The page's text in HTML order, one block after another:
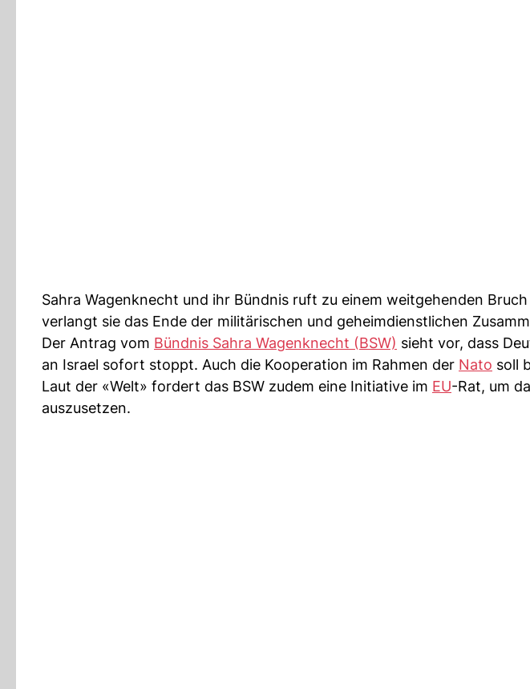
Sahra Wagenknecht und ihr Bündnis ruft zu einem weitgehenden
verlangt sie das Ende der militärischen und geheimdienstlichen
Der Antrag vom Bündnis Sahra Wagenknecht (BSW) sieht vor, dass
an Israel sofort stoppt. Auch die Kooperation im Rahmen der Nato soll
Laut der «Welt» fordert das BSW zudem eine Initiative im EU-Rat, um
auszusetzen.